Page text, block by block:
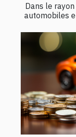
Dans le
automobiles